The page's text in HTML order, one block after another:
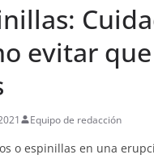
evitar
Equipo de redacción
o espinillas en una